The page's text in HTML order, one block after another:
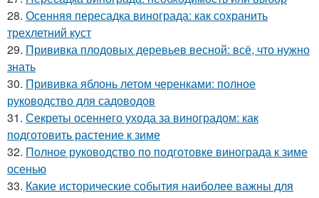
28. Осенняя пересадка винограда: как сохранить
трехлетний куст
29. Прививка плодовых деревьев весной: всё, что нужно
знать
30. Прививка яблонь летом черенками: полное
руководство для садоводов
31. Секреты осеннего ухода за виноградом: как
подготовить растение к зиме
32. Полное руководство по подготовке винограда к зиме
осенью
33. Какие исторические события наиболее важны для